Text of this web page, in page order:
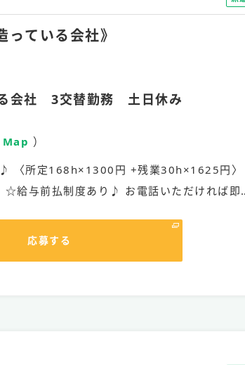
ている会社》
会社 3交替勤務 土日休み
）
〈所定168h×1300円 +残業30h×1625円
☆給与前払制度あり♪ お電話いただければ即
応募する